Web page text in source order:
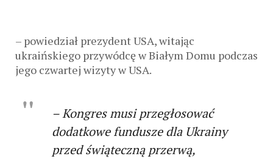
– powiedział prezydent USA, witając
ukraińskiego przywódcę w Białym Domu podczas
jego czwartej wizyty w USA.
– Kongres musi przegłosować
dodatkowe fundusze dla Ukrainy
przed świąteczną przerwą,